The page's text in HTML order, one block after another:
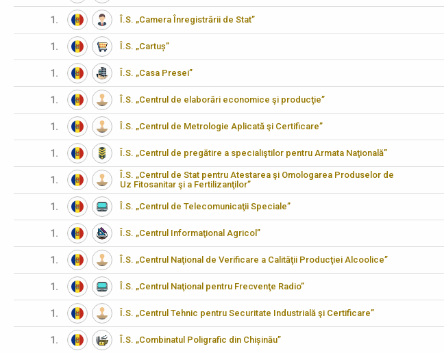
1. Î.S. „Camera Înregistrării de Stat”
1. Î.S. „Cartuș”
1. Î.S. „Casa Presei”
1. Î.S. „Centrul de elaborări economice şi producţie”
1. Î.S. „Centrul de Metrologie Aplicată şi Certificare”
1. Î.S. „Centrul de pregătire a specialiştilor pentru Armata Naţională”
1.
Î.S. „Centrul de Stat pentru Atestarea şi Omologarea Produselor de
Uz Fitosanitar şi a Fertilizanţilor”
1. Î.S. „Centrul de Telecomunicaţii Speciale”
1. Î.S. „Centrul Informaţional Agricol”
1. Î.S. „Centrul Naţional de Verificare a Calităţii Producţiei Alcoolice”
1. Î.S. „Centrul Naţional pentru Frecvenţe Radio”
1. Î.S. „Centrul Tehnic pentru Securitate Industrială şi Certificare”
1. Î.S. „Combinatul Poligrafic din Chișinău”